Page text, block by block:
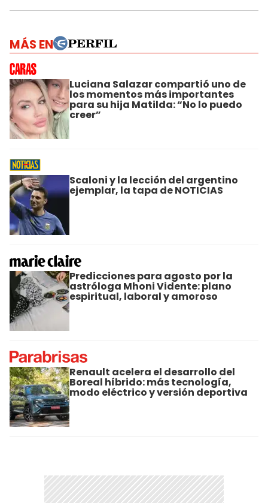
MÁS EN
Luciana Salazar compartió uno de
los momentos más importantes
para su hija Matilda: “No lo puedo
creer”
Scaloni y la lección del argentino
ejemplar, la tapa de NOTICIAS
Predicciones para agosto por la
astróloga Mhoni Vidente: plano
espiritual, laboral y amoroso
Renault acelera el desarrollo del
Boreal híbrido: más tecnología,
modo eléctrico y versión deportiva